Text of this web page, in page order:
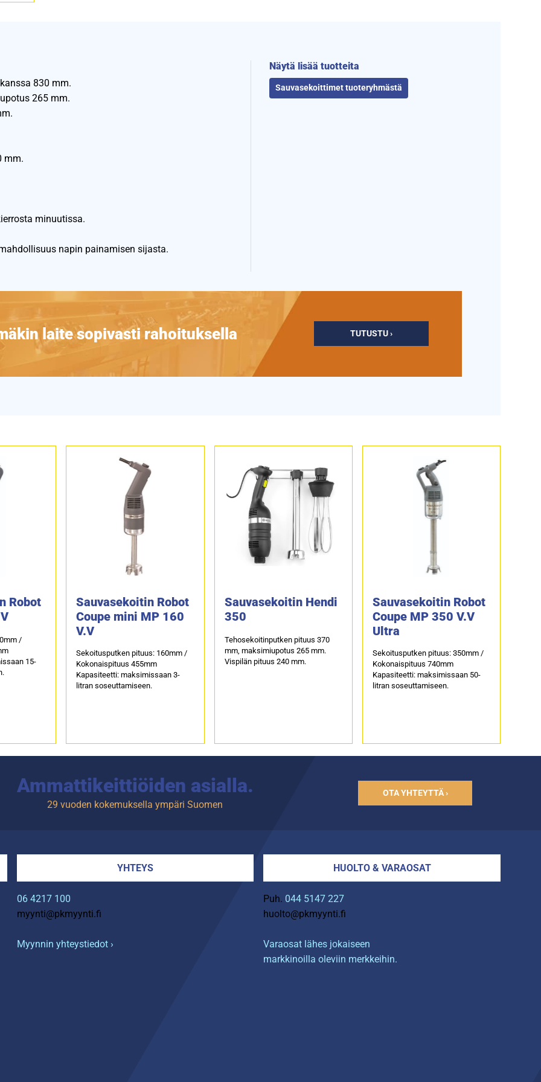
830 mm.
265 mm.
mm.
minuutissa.
napin painamisen sijasta.
Näytä lisää tuotteita
Sauvasekoittimet tuoteryhmästä
laite sopivasti rahoituksella TUTUSTU ›
Robot
/
15-
Sauvasekoitin Robot
Coupe mini MP 160
V.V
Sekoitusputken pituus: 160mm /
Kokonaispituus 455mm
Kapasiteetti: maksimissaan 3-
litran soseuttamiseen.
Sauvasekoitin Hendi
350
Tehosekoitinputken pituus 370
mm, maksimiupotus 265 mm.
Vispilän pituus 240 mm.
Sauvasekoitin Robot
Coupe MP 350 V.V
Ultra
Sekoitusputken pituus: 350mm /
Kokonaispituus 740mm
Kapasiteetti: maksimissaan 50-
litran soseuttamiseen.
Ammattikeittiöiden asialla.
29 vuoden kokemuksella ympäri Suomen
OTA YHTEYTTÄ ›
YHTEYS
06 4217 100
myynti@pkmyynti.fi
Myynnin yhteystiedot ›
HUOLTO & VARAOSAT
Puh. 044 5147 227
huolto@pkmyynti.fi
Varaosat lähes jokaiseen
markkinoilla oleviin merkkeihin.